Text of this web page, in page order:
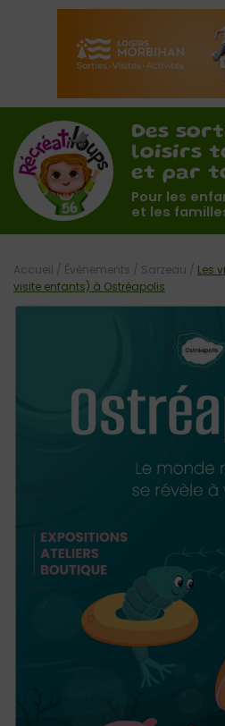
Des
loisirs
et par
Pour les
et les
Accueil / Évènements / Sarzeau / Les
visite enfants) à Ostréapolis